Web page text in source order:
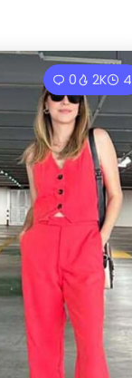
0 2K 4